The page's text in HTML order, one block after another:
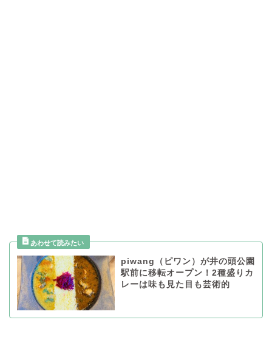
piwang（ピワン）が井の頭公園
駅前に移転オープン！2種盛りカ
レーは味も見た目も芸術的